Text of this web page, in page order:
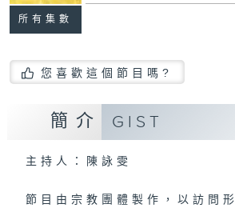
所有集數
您喜歡這個節目嗎?
簡介 GIST
主持人：陳詠雯
節目由宗教團體製作，以訪問